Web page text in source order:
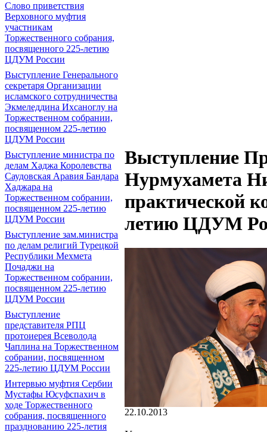
Слово приветствия
Верховного муфтия
участникам
Торжественного собрания,
посвященного 225-летию
ЦДУМ России
Выступление Генерального
секретаря Организации
исламского сотрудничества
Экмеледдина Ихсаноглу на
Торжественном собрании,
посвященном 225-летию
ЦДУМ России
Выступление министра по
делам Хаджа Королевства
Саудовская Аравия Бандара
Хаджара на
Торжественном собрании,
посвященном 225-летию
ЦДУМ России
Выступление зам.министра
по делам религий Турецкой
Республики Мехмета
Почаджи на
Торжественном собрании,
посвященном 225-летию
ЦДУМ России
Выступление
представителя РПЦ
протоиерея Всеволода
Чаплина на Торжественном
собрании, посвященном
225-летию ЦДУМ России
Интервью муфтия Сербии
Мустафы Юсуфспахич в
ходе Торжественного
собрания, посвященного
празднованию 225-летия
Выступление
Нурмухамета
практической
летию ЦДУМ
22.10.2013